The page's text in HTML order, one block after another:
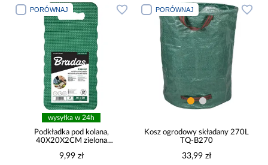
PORÓWNAJ
wysyłka w 24h
Podkładka pod kolana,
40X20X2CM zielona
9,99 zł
PORÓWNAJ
Kosz ogrodowy składany 270L
TQ-B270
33,99 zł